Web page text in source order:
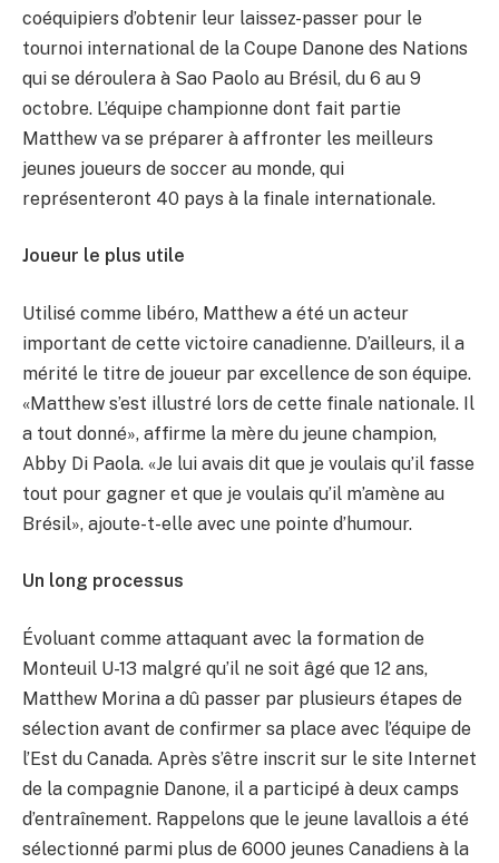
coéquipiers d’obtenir leur laissez-passer pour le
tournoi international de la Coupe Danone des Nations
qui se déroulera à Sao Paolo au Brésil, du 6 au 9
octobre. L’équipe championne dont fait partie
Matthew va se préparer à affronter les meilleurs
jeunes joueurs de soccer au monde, qui
représenteront 40 pays à la finale internationale.
Joueur le plus utile
Utilisé comme libéro, Matthew a été un acteur
important de cette victoire canadienne. D’ailleurs, il a
mérité le titre de joueur par excellence de son équipe.
«Matthew s’est illustré lors de cette finale nationale. Il
a tout donné», affirme la mère du jeune champion,
Abby Di Paola. «Je lui avais dit que je voulais qu’il fasse
tout pour gagner et que je voulais qu’il m’amène au
Brésil», ajoute-t-elle avec une pointe d’humour.
Un long processus
Évoluant comme attaquant avec la formation de
Monteuil U-13 malgré qu’il ne soit âgé que 12 ans,
Matthew Morina a dû passer par plusieurs étapes de
sélection avant de confirmer sa place avec l’équipe de
l’Est du Canada. Après s’être inscrit sur le site Internet
de la compagnie Danone, il a participé à deux camps
d’entraînement. Rappelons que le jeune lavallois a été
sélectionné parmi plus de 6000 jeunes Canadiens à la